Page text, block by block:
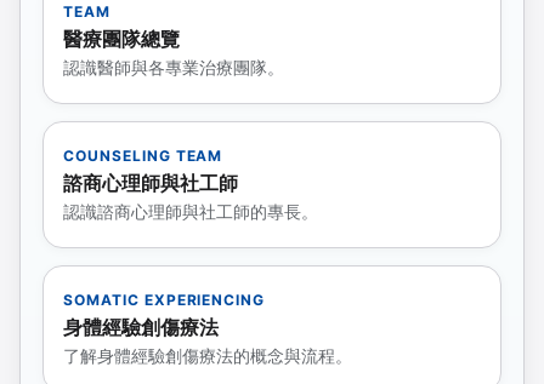
TEAM
醫療團隊總覽
認識醫師與各專業治療團隊。
COUNSELING TEAM
諮商心理師與社工師
認識諮商心理師與社工師的專長。
SOMATIC EXPERIENCING
身體經驗創傷療法
了解身體經驗創傷療法的概念與流程。